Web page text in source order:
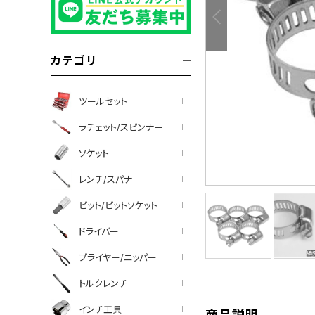
カテゴリ
ツールセット
ラチェット/スピンナー
ソケット
レンチ/スパナ
ビット/ビットソケット
ドライバー
プライヤー/ニッパー
トルクレンチ
インチ工具
facebook
line